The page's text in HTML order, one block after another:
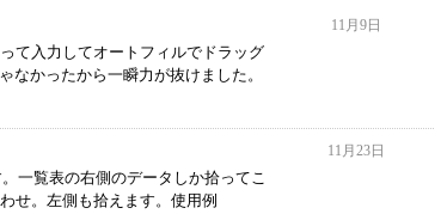
11月9日
て入力してオートフィルでドラッグ
なかったから一瞬力が抜けました。
11月23日
一覧表の右側のデータしか拾ってこ
せ。左側も拾えます。使用例